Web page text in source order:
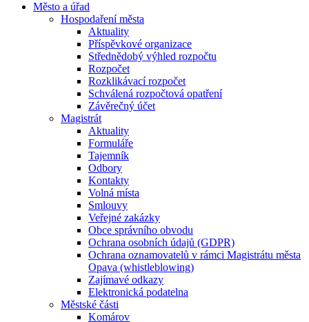
Město a úřad
Hospodaření města
Aktuality
Příspěvkové organizace
Střednědobý výhled rozpočtu
Rozpočet
Rozklikávací rozpočet
Schválená rozpočtová opatření
Závěrečný účet
Magistrát
Aktuality
Formuláře
Tajemník
Odbory
Kontakty
Volná místa
Smlouvy
Veřejné zakázky
Obce správního obvodu
Ochrana osobních údajů (GDPR)
Ochrana oznamovatelů v rámci Magistrátu města
Opava (whistleblowing)
Zajímavé odkazy
Elektronická podatelna
Městské části
Komárov